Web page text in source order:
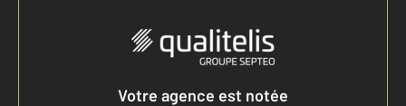
Votre agence est notée